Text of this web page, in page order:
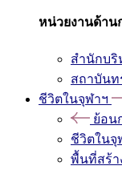
หน่วยงานด้าน
สำนักบริ
สถาบัน
ชีวิตในจุฬาฯ
ย้อน
ชีวิตในจุ
พื้นที่สร้า